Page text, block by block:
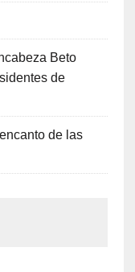
Beto
de
de las